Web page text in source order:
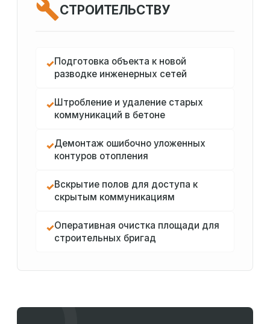
СТРОИТЕЛЬСТВУ
✓Подготовка объекта к новой
разводке инженерных сетей
✓Штробление и удаление старых
коммуникаций в бетоне
✓Демонтаж ошибочно уложенных
контуров отопления
✓Вскрытие полов для доступа к
скрытым коммуникациям
✓Оперативная очистка площади для
строительных бригад